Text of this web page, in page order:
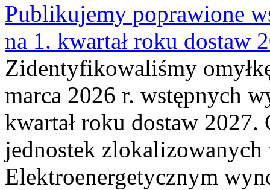
Publikujemy poprawione
na 1. kwartał roku dostaw
Zidentyfikowaliśmy
marca 2026 r. wstępnych
kwartał roku dostaw
jednostek
Elektroenergetycznym